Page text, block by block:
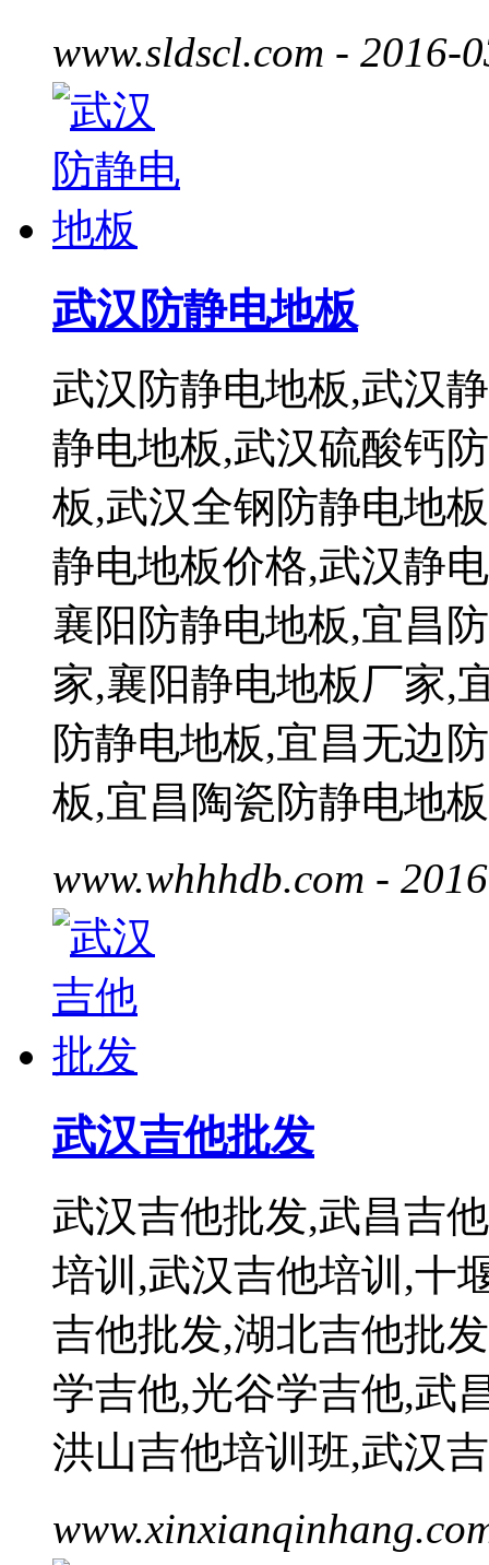
www.sldscl.com - 2016-
武汉防静电地板
武汉防静电地板,武汉
静电地板,武汉硫酸钙
板,武汉全钢防静电地
静电地板价格,武汉静
襄阳防静电地板,宜昌
家,襄阳静电地板厂家,
防静电地板,宜昌无边
板,宜昌陶瓷防静电地板
www.whhhdb.com -
武汉吉他批发
武汉吉他批发,武昌吉
培训,武汉吉他培训,十
吉他批发,湖北吉他批
学吉他,光谷学吉他,武
洪山吉他培训班,武汉